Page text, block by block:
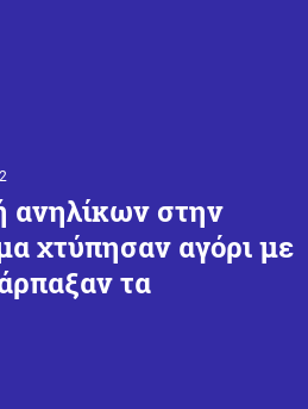
ανηλίκων στην
χτύπησαν αγόρι με
τα